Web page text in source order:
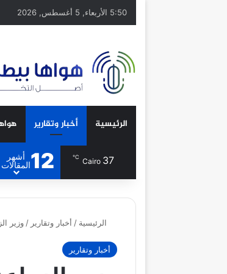
5:50 الأربعاء, 5 أغسطس, 2026
الرئيسية أخبار وتقارير
Cairo 37
℃
12
أشهر
المقالات
الرئيسية / أخبار وتقارير / وزير
أخبار وتقارير